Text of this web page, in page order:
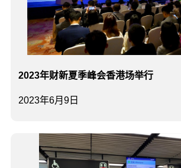
2023年6月9日
2023年财新夏季峰会香港场举行